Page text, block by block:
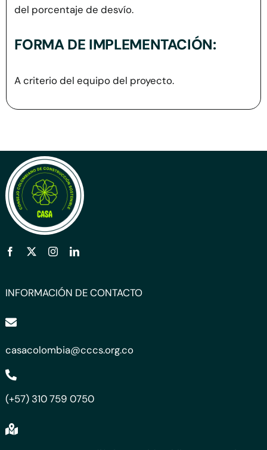
del porcentaje de desvío.
FORMA DE IMPLEMENTACIÓN:
A criterio del equipo del proyecto.
INFORMACIÓN DE CONTACTO
casacolombia@cccs.org.co
(+57) 310 759 0750